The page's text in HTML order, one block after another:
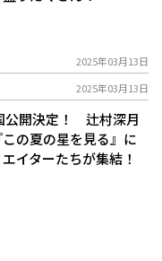
2025年03月13日
2025年03月13日
公開決定！ 辻村深月
の夏の星を見る』に
イターたちが集結！